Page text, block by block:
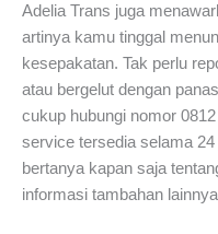
Adelia Trans juga
artinya kamu tinggal
kesepakatan. Tak perlu
atau bergelut dengan
cukup hubungi nomor
service tersedia selama
bertanya kapan saja
informasi tambahan